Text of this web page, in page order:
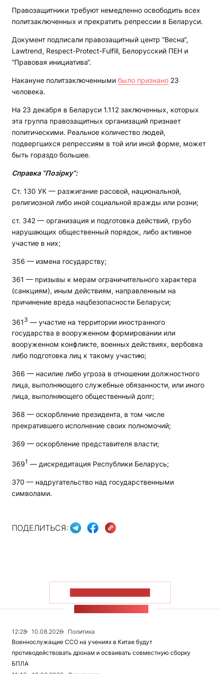
Правозащитники требуют немедленно освободить всех
политзаключенных и прекратить репрессии в Беларуси.
Документ подписали правозащитный центр “Весна“,
Lawtrend, Respect-Protect-Fulfill, Белорусский ПЕН и
“Правовая инициатива“.
Накануне политзаключенными было признано 23
человека.
На 23 декабря в Беларуси 1.112 заключенных, которых
эта группа правозащитных организаций признает
политическими. Реальное количество людей,
подвергшихся репрессиям в той или иной форме, может
быть гораздо большее.
Справка “Позірку“:
Ст. 130 УК — разжигание расовой, национальной,
религиозной либо иной социальной вражды или розни;
ст. 342 — организация и подготовка действий, грубо
нарушающих общественный порядок, либо активное
участие в них;
356 — измена государству;
361 — призывы к мерам ограничительного характера
(санкциям), иным действиям, направленным на
причинение вреда нацбезопасности Беларуси;
361 3 — участие на территории иностранного
государства в вооруженном формировании или
вооруженном конфликте, военных действиях, вербовка
либо подготовка лиц к такому участию;
366 — насилие либо угроза в отношении должностного
лица, выполняющего служебные обязанности, или иного
лица, выполняющего общественный долг;
368 — оскорбление президента, в том числе
прекратившего исполнение своих полномочий;
369 — оскорбление представителя власти;
3691 — дискредитация Республики Беларусь;
370 — надругательство над государственными
символами.
ПОДЕЛИТЬСЯ:
12:28 10.08.2026
Политика
Военнослужащие ССО на учениях в Китае будут
противодействовать дронам и осваивать совместную сборку
БПЛА